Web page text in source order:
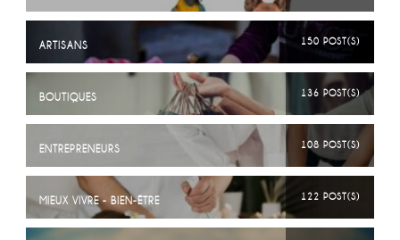
ARTISANS 150 POST(S)
BOUTIQUES 136 POST(S)
ENTREPRENEURS 108 POST(S)
MIEUX VIVRE - BIEN-ÊTRE 122 POST(S)